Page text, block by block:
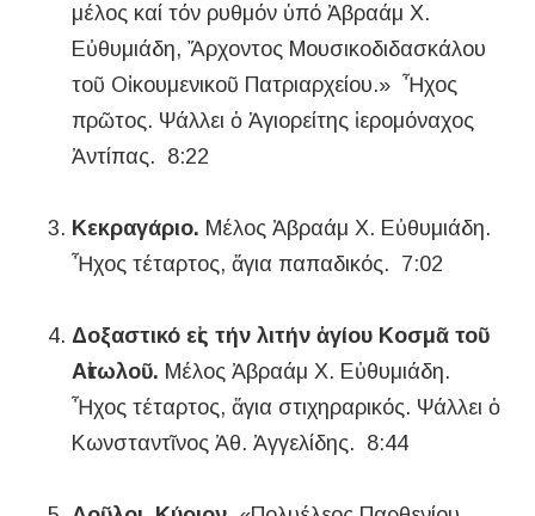
μέλος καί τόν ρυθμόν ὑπό Ἀβραάμ Χ.
Εὐθυμιάδη, Ἄρχοντος Μουσικοδιδασκάλου
τοῦ Οἰκουμενικοῦ Πατριαρχείου.» Ἦχος
πρῶτος. Ψάλλει ὁ Ἁγιορείτης ἱερομόναχος
Ἀντίπας. 8:22
Κεκραγάριο. Μέλος Ἀβραάμ Χ. Εὐθυμιάδη.
Ἦχος τέταρτος, ἅγια παπαδικός. 7:02
Δοξαστικό εἰς τήν λιτήν ἁγίου Κοσμᾶ τοῦ
Αἰτωλοῦ. Μέλος Ἀβραάμ Χ. Εὐθυμιάδη.
Ἦχος τέταρτος, ἅγια στιχηραρικός. Ψάλλει ὁ
Κωνσταντῖνος Ἀθ. Ἀγγελίδης. 8:44